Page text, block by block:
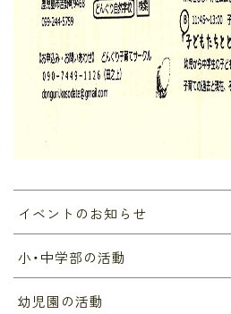
イベントのお知らせ
小・中学部の活動
幼児園の活動